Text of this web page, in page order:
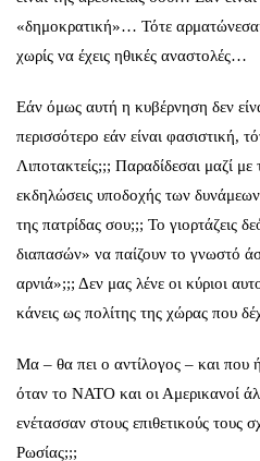
«δημοκρατική»… Τότε
χωρίς να έχεις ηθικές αναστολές…
Εάν όμως αυτή η κυβέρνηση δεν
περισσότερο εάν είναι φασιστική,
Λιποτακτείς;;; Παραδίδεσαι μαζί
εκδηλώσεις υποδοχής των
της πατρίδας σου;;; Το γιορτάζεις
διαπασών» να παίζουν το γνωστό
αρνιά»;;; Δεν μας λένε οι κύριοι
κάνεις ως πολίτης της χώρας που
Μα – θα πει ο αντίλογος – και που
όταν το ΝΑΤΟ και οι Αμερικανοί
ενέτασσαν στους επιθετικούς τους
Ρωσίας;;;